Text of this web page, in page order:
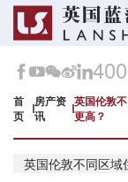
首
页
房产资
讯
英国伦敦
更高？
英国伦敦不同区域